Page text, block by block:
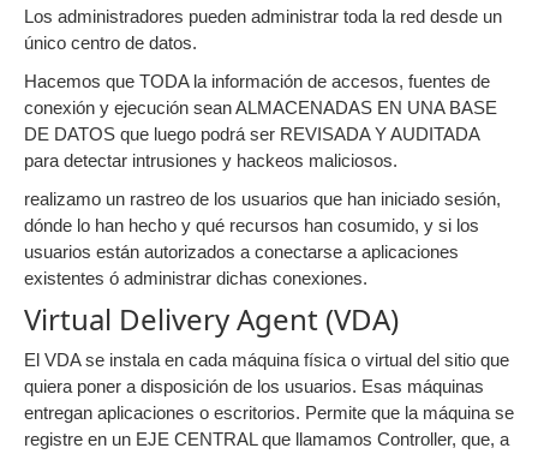
Los administradores pueden administrar toda la red desde un
único centro de datos.
Hacemos que TODA la información de accesos, fuentes de
conexión y ejecución sean ALMACENADAS EN UNA BASE
DE DATOS que luego podrá ser REVISADA Y AUDITADA
para detectar intrusiones y hackeos maliciosos.
realizamo un rastreo de los usuarios que han iniciado sesión,
dónde lo han hecho y qué recursos han cosumido, y si los
usuarios están autorizados a conectarse a aplicaciones
existentes ó administrar dichas conexiones.
Virtual Delivery Agent (VDA)
El VDA se instala en cada máquina física o virtual del sitio que
quiera poner a disposición de los usuarios. Esas máquinas
entregan aplicaciones o escritorios. Permite que la máquina se
registre en un EJE CENTRAL que llamamos Controller, que, a